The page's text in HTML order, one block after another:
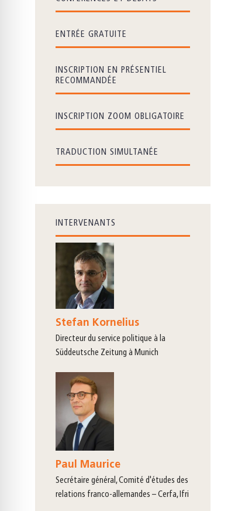
ENTRÉE GRATUITE
INSCRIPTION EN PRÉSENTIEL
RECOMMANDÉE
INSCRIPTION ZOOM OBLIGATOIRE
TRADUCTION SIMULTANÉE
INTERVENANTS
Stefan Kornelius
directeur du service politique à la
Süddeutsche Zeitung à Munich
Paul Maurice
secrétaire général, Comité d'études des
relations franco-allemandes – Cerfa, Ifri